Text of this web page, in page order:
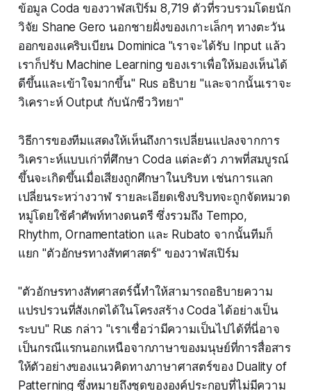
ข้อมูล Coda ของวาฬสเปิร์ม 8,719 ตัวที่รวบรวมโดยนัก
วิจัย Shane Gero นอกชายฝั่งของเกาะเล็กๆ ทางตะวัน
ออกของแคริบเบียน Dominica "เราจะได้รับ Input แล้ว
เราก็ปรับ Machine Learning ของเราเพื่อให้มองเห็นได้
ดีขึ้นและเข้าใจมากขึ้น" Rus อธิบาย "และจากนั้นเราจะ
วิเคราะห์ Output กับนักชีววิทยา"
วิธีการของทีมแสดงให้เห็นถึงการเปลี่ยนแปลงจากการ
วิเคราะห์แบบเก่าที่ศึกษา Coda แต่ละตัว ภาพที่สมบูรณ์
ขึ้นจะเกิดขึ้นเมื่อเสียงถูกศึกษาในบริบท เช่นการแลก
เปลี่ยนระหว่างวาฬ รายละเอียดเชิงบริบทจะถูกจัดหมวด
หมู่โดยใช้คำศัพท์ทางดนตรี ซึ่งรวมถึง Tempo,
Rhythm, Ornamentation และ Rubato จากนั้นทีมก็
แยก "ตัวอักษรทางสัทศาสตร์" ของวาฬสเปิร์ม
"ตัวอักษรทางสัทศาสตร์นี้ทำให้สามารถอธิบายความ
แปรปรวนที่สังเกตได้ในโครงสร้าง Coda ได้อย่างเป็น
ระบบ" Rus กล่าว "เราเชื่อว่ามีความเป็นไปได้ที่นี่อาจ
เป็นกรณีแรกนอกเหนือจากภาษาของมนุษย์ที่การสื่อสาร
ให้ตัวอย่างของแนวคิดทางภาษาศาสตร์ของ Duality of
Patterning ซึ่งหมายถึงชุดขององค์ประกอบที่ไม่มีความ